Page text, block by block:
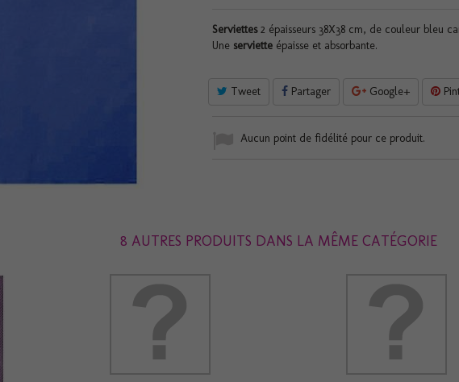
Serviettes2 épaisseurs 38X38 cm, de couleur bleu
Une servietteépaisse et absorbante.
Tweet Partager Google+
Aucun point de fidélité pour ce produit.
8 AUTRES PRODUITS DANS LA MÊME CATÉGORIE